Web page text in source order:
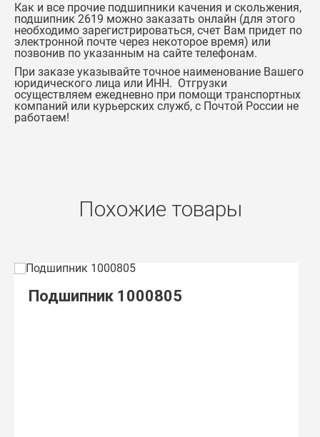
Как и все прочие подшипники качения и скольжения,
подшипник 2619 можно заказать онлайн (для этого
необходимо зарегистрироваться, счет Вам придет по
электронной почте через некоторое время) или
позвонив по указанным на сайте телефонам.
При заказе указывайте точное наименование Вашего
юридического лица или ИНН. Отгрузки
осуществляем ежедневно при помощи транспортных
компаний или курьерских служб, с Почтой России не
работаем!
Похожие товары
Подшипник 1000805